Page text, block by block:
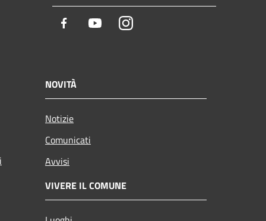
Facebook YoutubeInstagram
NOVITÀ
Notizie
Comunicati
Avvisi
VIVERE IL COMUNE